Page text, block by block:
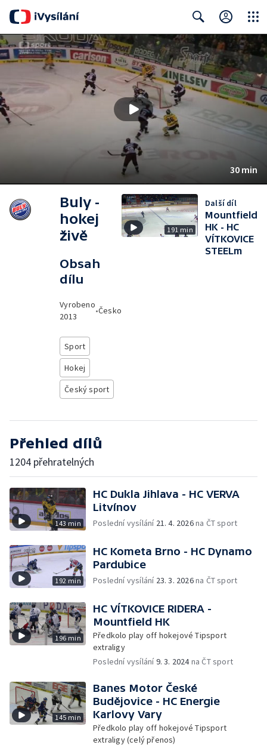
Search Close
30 min
Buly -
hokej
živě
Obsah
dílu
Vyrobeno
2013
•Česko
Sport
Hokej
Český sport
191 min
Další díl
Mountfield
HK - HC
VÍTKOVICE
STEELm
Přehled dílů
1204 přehratelných
143 min
HC Dukla Jihlava - HC VERVA
Litvínov
Poslední vysílání 21. 4. 2026na ČT sport
192 min
HC Kometa Brno - HC Dynamo
Pardubice
Poslední vysílání 23. 3. 2026na ČT sport
196 min
HC VÍTKOVICE RIDERA -
Mountfield HK
Předkolo play off hokejové Tipsport
extraligy
Poslední vysílání9. 3. 2024na ČT sport
145 min
Banes Motor České
Budějovice - HC Energie
Karlovy Vary
Předkolo play off hokejové Tipsport
extraligy (celý přenos)